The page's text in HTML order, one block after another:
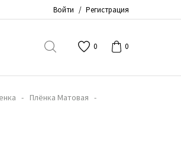
Войти / Регистрация
0 0
Плёнка Матовая